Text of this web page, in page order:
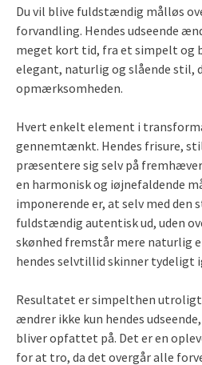
Du vil blive fuldstændig målløs
forvandling. Hendes udseende
meget kort tid, fra et simpelt og
elegant, naturlig og slående stil,
opmærksomheden.
Hvert enkelt element i
gennemtænkt. Hendes frisure,
præsentere sig selv på
en harmonisk og iøjnefaldende
imponerende er, at selv med
fuldstændig autentisk ud, uden
skønhed fremstår mere naturlig
hendes selvtillid skinner tydeligt
Resultatet er simpelthen
ændrer ikke kun hendes
bliver opfattet på. Det er en
for at tro, da det overgår alle